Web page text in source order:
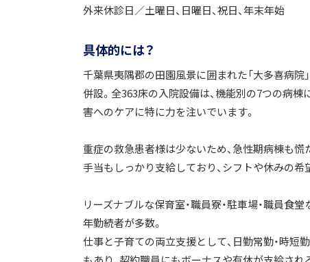
外来休診日／土曜日、日曜日、祝日、年末年始
具体的には？
千葉県夷隅郡の田園風景に囲まれた「大多喜病院
併設。全363床の入院設備は、機能別の7つの病
害へのケアに特に力を注いでいます。
重症の救急患者様は少ないため、急性期病棟も慌
手当もしっかり支給しており、シフトや休みの希
リーズナブルな保育室・職員寮・駐車場・職員食
年勤続者が多数。
仕事と子育ての両立支援として、日勤常勤・時短